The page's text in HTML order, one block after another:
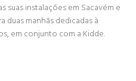
suas instalações em Sacavém e
duas manhãs dedicadas à
em conjunto com a Kidde.